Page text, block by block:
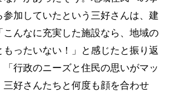
加していたという三好さんは、建
んなに充実した施設なら、地域の
もったいない！」と感じたと振り返
「行政のニーズと住民の思いがマッ
好さんたちと何度も顔を合わせ